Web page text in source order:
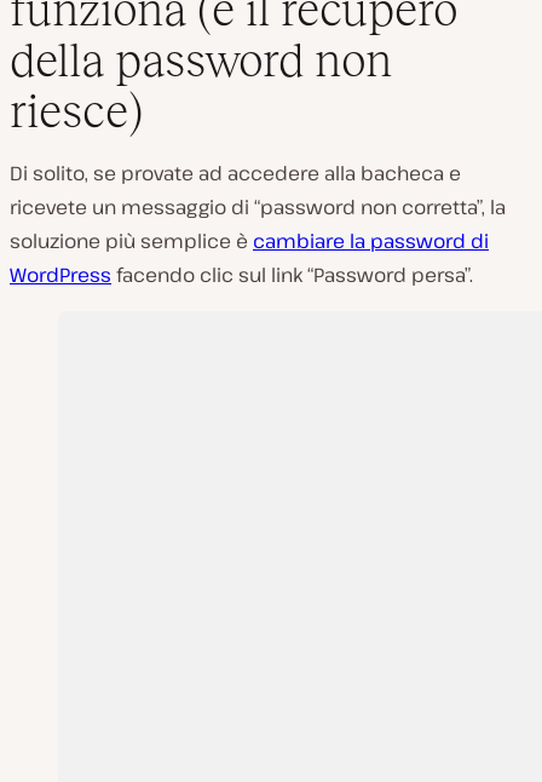
della password non
riesce)
Di solito, se provate ad accedere alla bacheca e
ricevete un messaggio di “password non corretta”, la
soluzione più semplice è cambiare la password di
WordPress facendo clic sul link “Password persa”.